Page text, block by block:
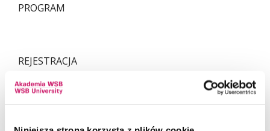
PROGRAM
REJESTRACJA